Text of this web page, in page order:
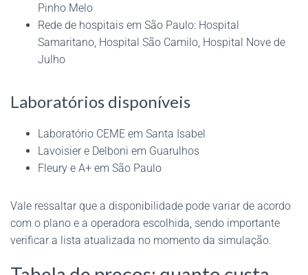
Pinho Melo
Rede de hospitais em São Paulo: Hospital
Samaritano, Hospital São Camilo, Hospital Nove de
Julho
Laboratórios disponíveis
Laboratório CEME em Santa Isabel
Lavoisier e Delboni em Guarulhos
Fleury e A+ em São Paulo
Vale ressaltar que a disponibilidade pode variar de acordo
com o plano e a operadora escolhida, sendo importante
verificar a lista atualizada no momento da simulação.